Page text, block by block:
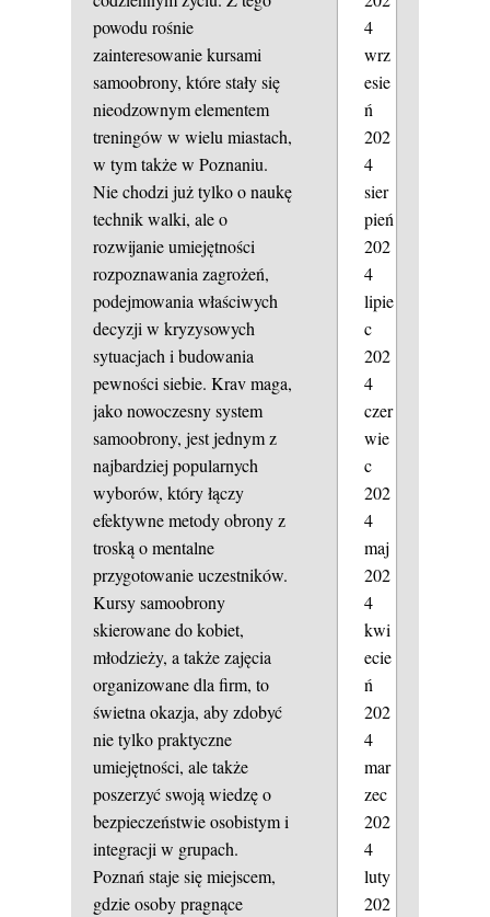
powodu rośnie
zainteresowanie kursami
samoobrony, które stały się
nieodzownym elementem
treningów w wielu miastach,
w tym także w Poznaniu.
Nie chodzi już tylko o naukę
technik walki, ale o
rozwijanie umiejętności
rozpoznawania zagrożeń,
podejmowania właściwych
decyzji w kryzysowych
sytuacjach i budowania
pewności siebie. Krav maga,
jako nowoczesny system
samoobrony, jest jednym z
najbardziej popularnych
wyborów, który łączy
efektywne metody obrony z
troską o mentalne
przygotowanie uczestników.
Kursy samoobrony
skierowane do kobiet,
młodzieży, a także zajęcia
organizowane dla firm, to
świetna okazja, aby zdobyć
nie tylko praktyczne
umiejętności, ale także
poszerzyć swoją wiedzę o
bezpieczeństwie osobistym i
integracji w grupach.
Poznań staje się miejscem,
gdzie osoby pragnące
4
wrz
esie
ń
202
4
sier
pień
202
4
lipie
c
202
4
czer
wie
c
202
4
maj
202
4
kwi
ecie
ń
202
4
mar
zec
202
4
luty
202